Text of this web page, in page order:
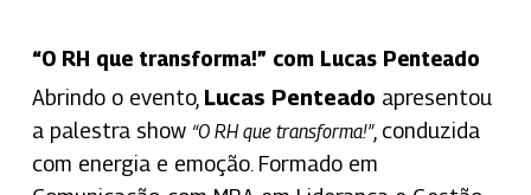
“O RH que transforma!” com Lucas Penteado
Abrindo o evento, Lucas Penteado apresentou
a palestra show “O RH que transforma!”, conduzida
com energia e emoção. Formado em